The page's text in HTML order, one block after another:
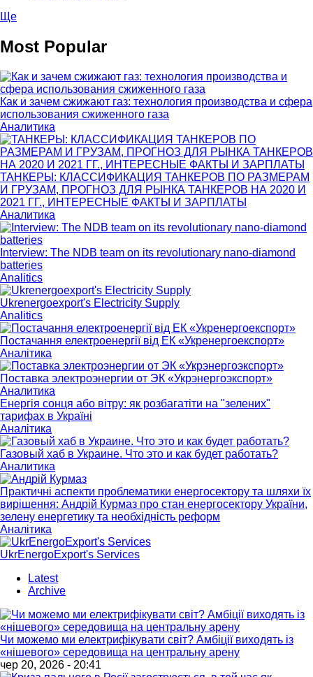
Ще
Most Popular
Как и зачем сжижают газ: технология производства и сфера
использования сжиженного газа
Аналитика
ТАНКЕРЫ: КЛАССИФИКАЦИЯ ТАНКЕРОВ ПО РАЗМЕРАМ
И ГРУЗАМ, ПРОГНОЗ ДЛЯ РЫНКА ТАНКЕРОВ НА 2020 И
2021 ГГ., ИНТЕРЕСНЫЕ ФАКТЫ И ЗАРПЛАТЫ
Аналитика
Interview: The NDB team on its revolutionary nano-diamond
batteries
Analitics
Ukrenergoexport's Electricity Supply
Analitics
Постачання електроенергії від ЕК «Укренергоекспорт»
Аналітика
Поставка электроэнергии от ЭК «Укрэнергоэкспорт»
Аналитика
Енергія сонця або вітру: як розбагатіти на "зелених"
тарифах в Україні
Аналітика
Газовый хаб в Украине. Что это и как будет работать?
Аналитика
Практичні аспекти проблематики енергосектору та шляхи їх
вирішення: Андрій Курмаз про стан енергосектору України,
зелену енергетику та необхідність реформ
Аналітика
UkrEnergoExport's Services
Latest
Archive
Чи можемо ми електрифікувати світ? Амбіції виходять із
«нішевого» середовища на центральну арену
чер 20, 2026 - 20:41